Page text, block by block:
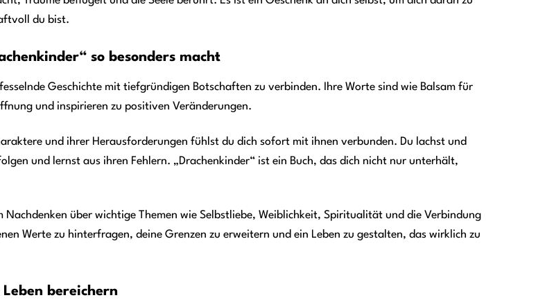
du bist.
so besonders macht
Geschichte mit tiefgründigen Botschaften zu verbinden. Ihre Worte sind wie Balsam für
und inspirieren zu positiven Veränderungen.
und ihrer Herausforderungen fühlst du dich sofort mit ihnen verbunden. Du lachst und
und lernst aus ihren Fehlern. „Drachenkinder“ ist ein Buch, das dich nicht nur unterhält,
Nachdenken über wichtige Themen wie Selbstliebe, Weiblichkeit, Spiritualität und die Verbindung
Werte zu hinterfragen, deine Grenzen zu erweitern und ein Leben zu gestalten, das wirklich zu
bereichern